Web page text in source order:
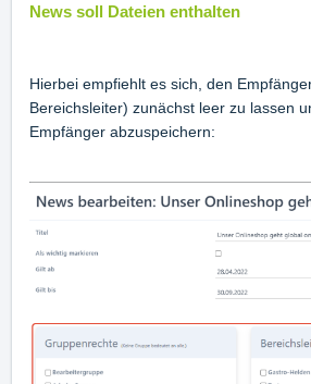
News soll Dateien enthalten
Hierbei empfiehlt es sich, den
Bereichsleiter) zunächst leer zu lassen
Empfänger abzuspeichern: